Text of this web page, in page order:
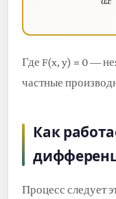
Где F(x, y) = 0 —
частные
Как
Процесс следует